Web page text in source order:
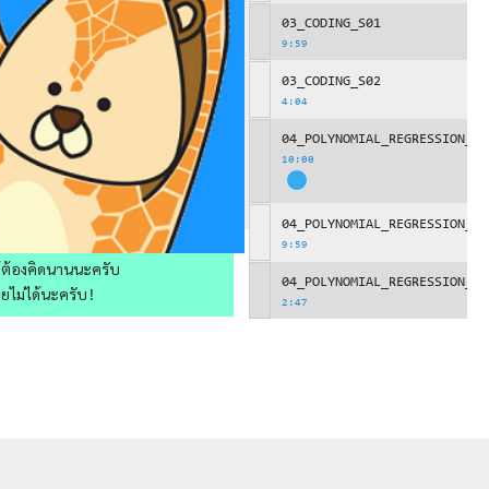
องคิดนานนะครับ
ไม่ได้นะครับ!
03_CODING_S01
9:59
03_CODING_S02
4:04
10:00
9:59
2:47